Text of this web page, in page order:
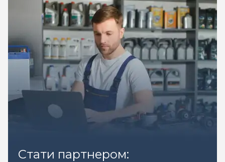
Стати партнером: